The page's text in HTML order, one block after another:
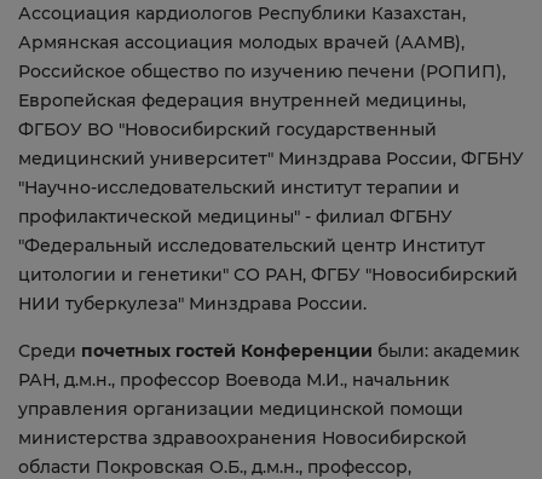
Ассоциация кардиологов Республики Казахстан,
Армянская ассоциация молодых врачей (ААМВ),
Российское общество по изучению печени (РОПИП),
Европейская федерация внутренней медицины,
ФГБОУ ВО "Новосибирский государственный
медицинский университет" Минздрава России, ФГБНУ
"Научно-исследовательский институт терапии и
профилактической медицины" - филиал ФГБНУ
"Федеральный исследовательский центр Институт
цитологии и генетики" СО РАН, ФГБУ "Новосибирский
НИИ туберкулеза" Минздрава России.
Среди почетных гостей Конференции были: академик
РАН, д.м.н., профессор Воевода М.И., начальник
управления организации медицинской помощи
министерства здравоохранения Новосибирской
области Покровская О.Б., д.м.н., профессор,